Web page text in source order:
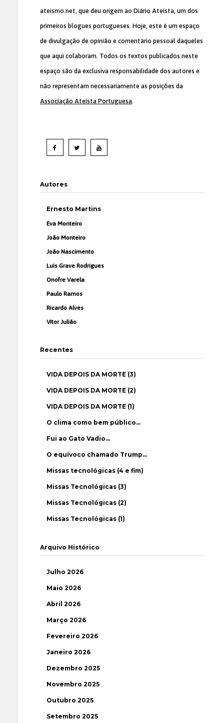
ateismo.net, que deu origem ao Diário Ateísta, um dos
primeiros blogues portugueses. Hoje, este é um espaço
de divulgação de opinião e comentário pessoal daqueles
que aqui colaboram. Todos os textos publicados neste
espaço são da exclusiva responsabilidade dos autores e
não representam necessariamente as posições da
Associação Ateísta Portuguesa.
Autores
Ernesto Martins
Eva Monteiro
João Monteiro
João Nascimento
Luís Grave Rodrigues
Onofre Varela
Paulo Ramos
Ricardo Alves
Vítor Julião
Recentes
VIDA DEPOIS DA MORTE (3)
VIDA DEPOIS DA MORTE (2)
VIDA DEPOIS DA MORTE (1)
O clima como bem público…
Fui ao Gato Vadio…
O equívoco chamado Trump…
Missas tecnológicas (4 e fim)
Missas Tecnológicas (3)
Missas Tecnológicas (2)
Missas Tecnológicas (1)
Arquivo Histórico
Julho 2026
Maio 2026
Abril 2026
Março 2026
Fevereiro 2026
Janeiro 2026
Dezembro 2025
Novembro 2025
Outubro 2025
Setembro 2025